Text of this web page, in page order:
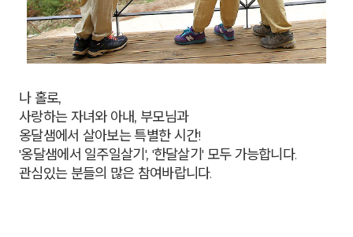
나 홀로,
사랑하는 자녀와 아내, 부모님과
옹달샘에서 살아보는 특별한 시간!
'옹달샘에서 일주일살기', '한달살기' 모두 가능합니다.
관심있는 분들의 많은 참여바랍니다.